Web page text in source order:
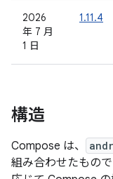
2026
年 7 月
1 日
1.11.4
構造
Compose は、
組み合わせたもの